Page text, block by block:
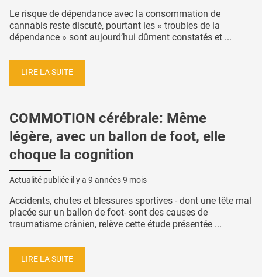
Le risque de dépendance avec la consommation de
cannabis reste discuté, pourtant les « troubles de la
dépendance » sont aujourd’hui dûment constatés et ...
LIRE LA SUITE
COMMOTION cérébrale: Même
légère, avec un ballon de foot, elle
choque la cognition
Actualité publiée il y a 9 années 9 mois
Accidents, chutes et blessures sportives - dont une tête mal
placée sur un ballon de foot- sont des causes de
traumatisme crânien, relève cette étude présentée ...
LIRE LA SUITE